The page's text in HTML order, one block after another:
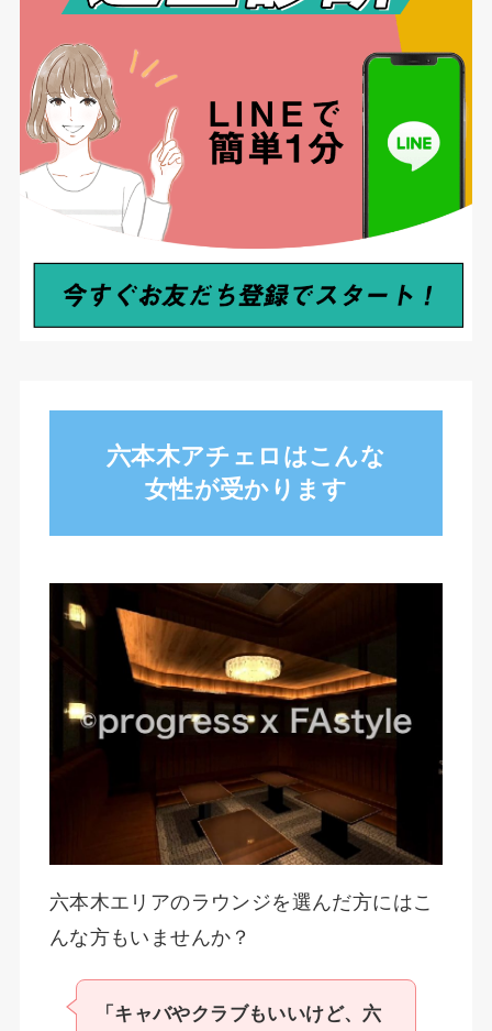
六本木アチェロはこんな
女性が受かります
六本木エリアのラウンジを選んだ方にはこ
んな方もいませんか？
「キャバやクラブもいいけど、六